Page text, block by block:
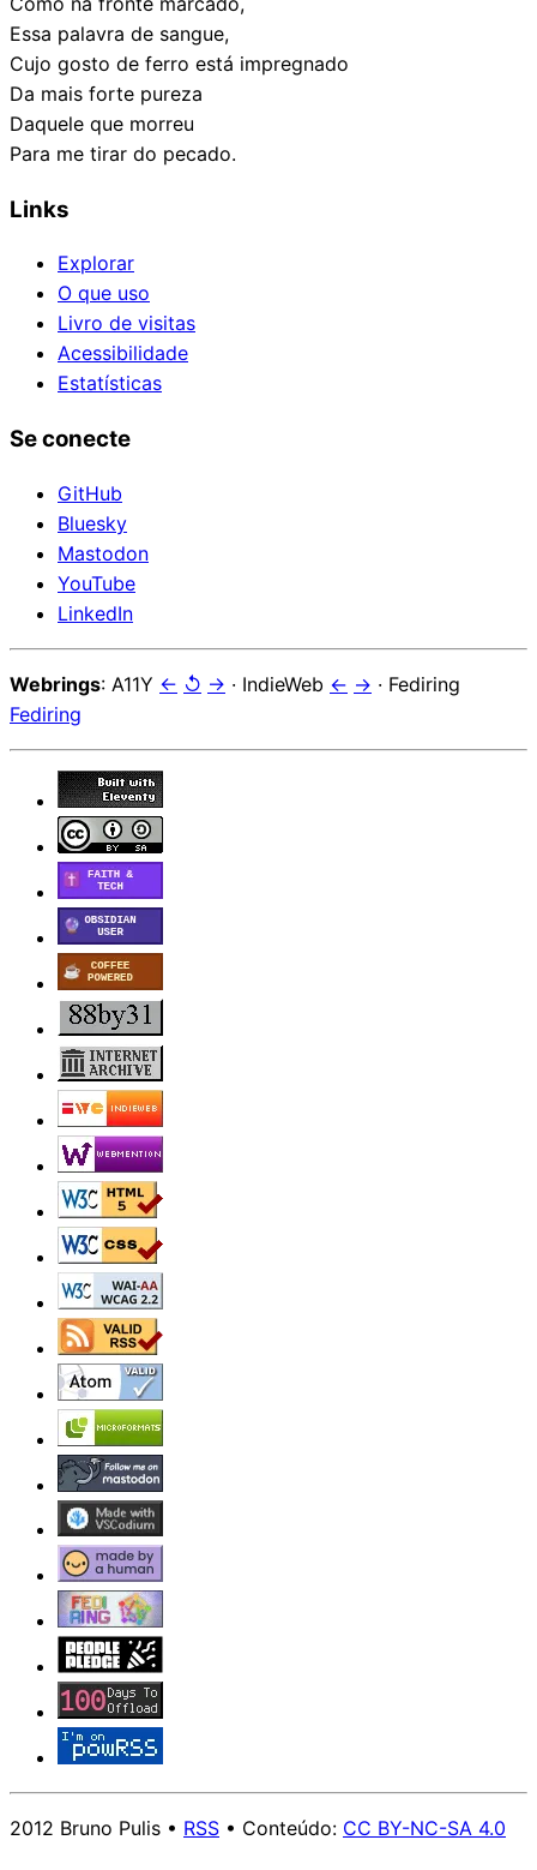
Essa palavra de sangue,
Cujo gosto de ferro está impregnado
Da mais forte pureza
Daquele que morreu
Para me tirar do pecado.
Links
Explorar
O que uso
Livro de visitas
Acessibilidade
Estatísticas
Se conecte
GitHub
Bluesky
Mastodon
YouTube
LinkedIn
Webrings: A11Y ← ↺ → · IndieWeb ← → · Fediring
Fediring
2012 Bruno Pulis • RSS • Conteúdo: CC BY-NC-SA 4.0